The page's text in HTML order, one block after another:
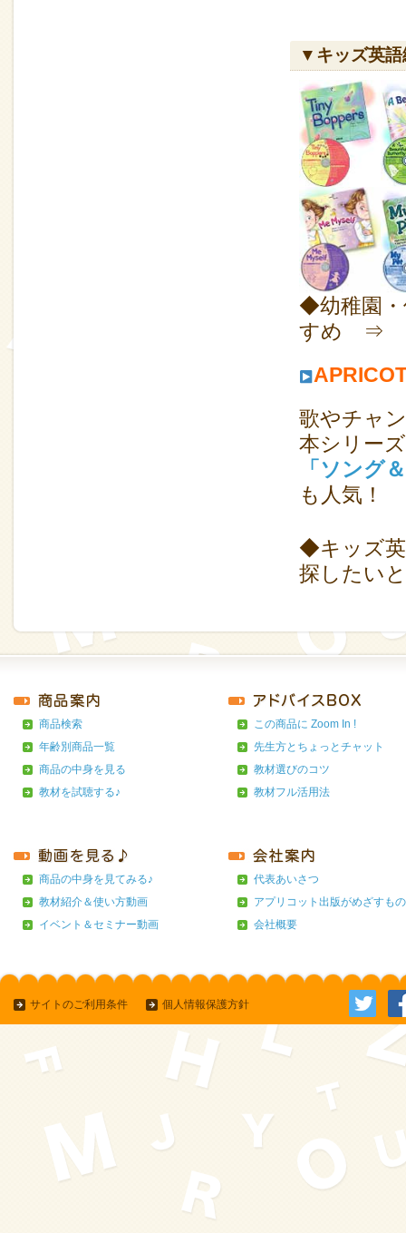
▼キッズ英
◆幼稚園・
すめ ⇒
歌やチャ
本シリーズ
「ソング
も人気！
◆キッズ
探したい
商品検索
年齢別商品一覧
商品の中身を見る
教材を試聴する♪
この商品に Zoom In !
先生方とちょっとチャット
教材選びのコツ
教材フル活用法
商品の中身を見てみる♪
教材紹介＆使い方動画
イベント＆セミナー動画
代表あいさつ
アプリコット出版がめざすもの
会社概要
サイトのご利用条件 個人情報保護方針